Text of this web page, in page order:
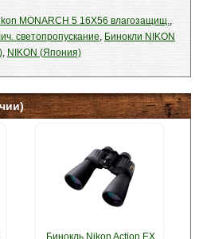
MONARCH 5 16X56 влагозащищ.,
светопропускание, Бинокли NIKON
, NIKON (Япония)
Бинокль Nikon Action EX